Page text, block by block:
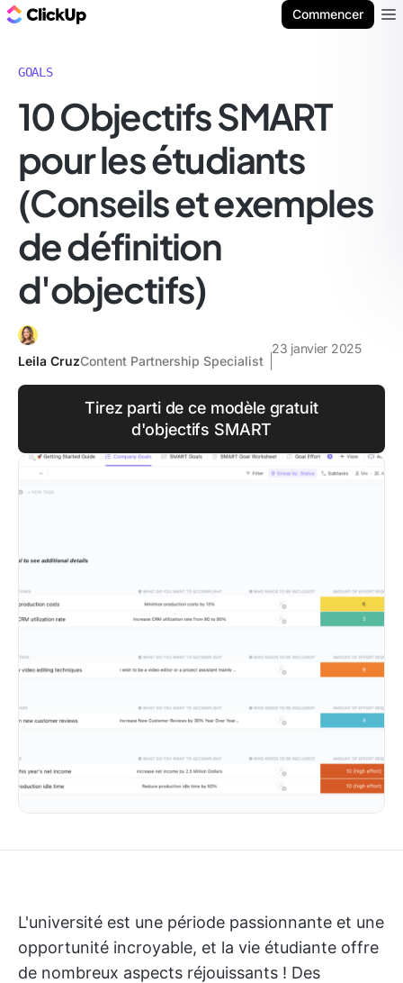
Commencer
GOALS
10 Objectifs SMART
pour les étudiants
(Conseils et exemples
de définition
d'objectifs)
Leila CruzContent Partnership Specialist
23 janvier 2025
Tirez parti de ce modèle gratuit
d'objectifs SMART
L'université est une période passionnante et une
opportunité incroyable, et la vie étudiante offre
de nombreux aspects réjouissants ! Des